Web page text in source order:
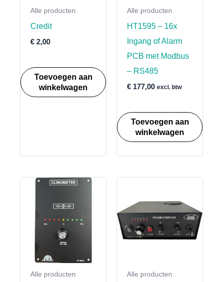
Alle producten
Credit
€2,00
Toevoegen aan
winkelwagen
Alle producten
HT1595 – 16x
Ingang of Alarm
PCB met Modbus
– RS485
€177,00 excl. btw
Toevoegen aan
winkelwagen
Alle producten Alle producten